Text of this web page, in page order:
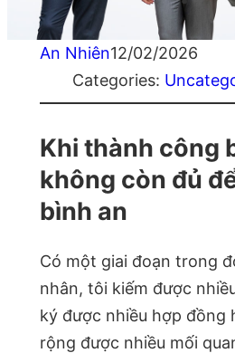
An Nhiên12/02/2026
Categories:
Khi thành công
không còn đủ
bình an
Có một giai đoạn trong
nhân, tôi kiếm được
ký được nhiều hợp đồng
rộng được nhiều mối